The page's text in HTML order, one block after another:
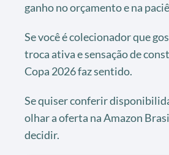
ganho no orçamento e na
Se você é colecionador que
troca ativa e sensação de
Copa 2026 faz sentido.
Se quiser conferir
olhar a oferta na Amazon
decidir.